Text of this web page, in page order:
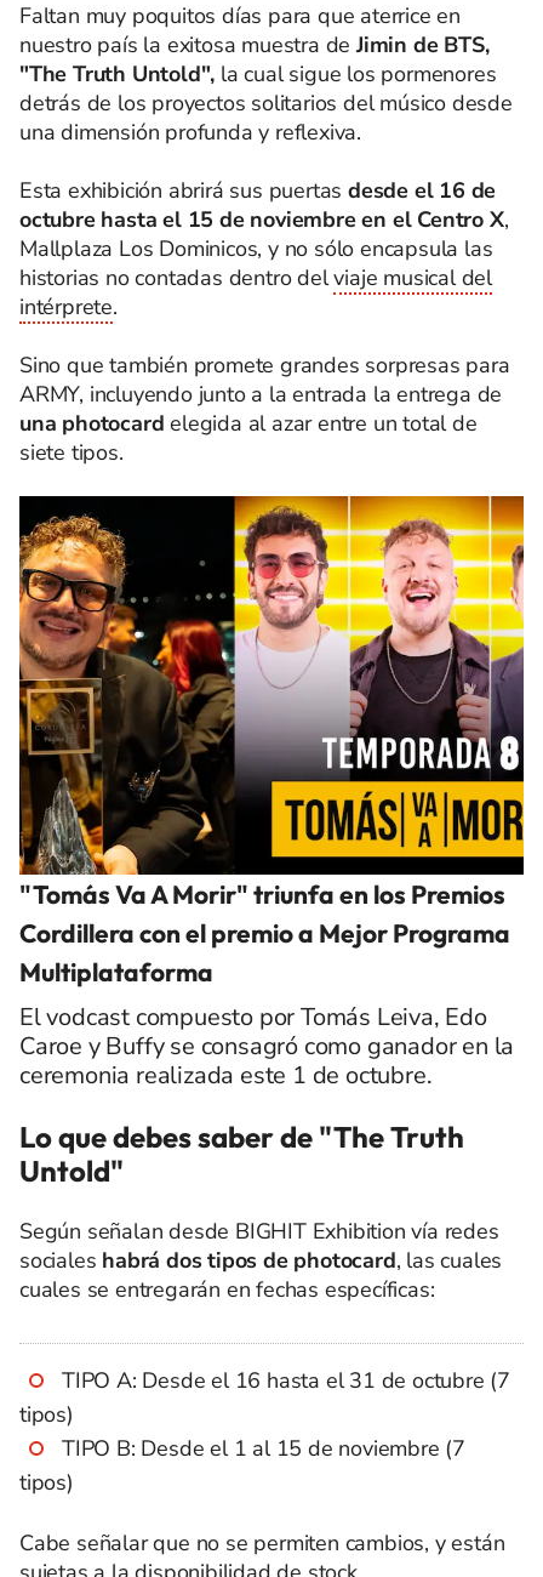
Faltan muy poquitos días para que aterrice en
nuestro país la exitosa muestra de Jimin de BTS,
"The Truth Untold", la cual sigue los pormenores
detrás de los proyectos solitarios del músico desde
una dimensión profunda y reflexiva.
Esta exhibición abrirá sus puertas desde el 16 de
octubre hasta el 15 de noviembre en el Centro X,
Mallplaza Los Dominicos, y no sólo encapsula las
historias no contadas dentro delviaje musical del
intérprete.
Sino que también promete grandes sorpresas para
ARMY, incluyendo junto a la entrada la entrega de
una photocardelegida al azar entre un total de
siete tipos.
"Tomás Va A Morir" triunfa en los Premios
Cordillera con el premio a Mejor Programa
Multiplataforma
El vodcast compuesto por Tomás Leiva, Edo
Caroe y Buffy se consagró como ganador en la
ceremonia realizada este 1 de octubre.
Lo que debes saber de "The Truth
Untold"
Según señalan desde BIGHIT Exhibition vía redes
sociales habrá dos tipos de photocard, las cuales
cuales se entregarán en fechas específicas:
TIPO A: Desde el 16 hasta el 31 de octubre (7
tipos)
TIPO B: Desde el 1 al 15 de noviembre (7
tipos)
Cabe señalar que no se permiten cambios, y están